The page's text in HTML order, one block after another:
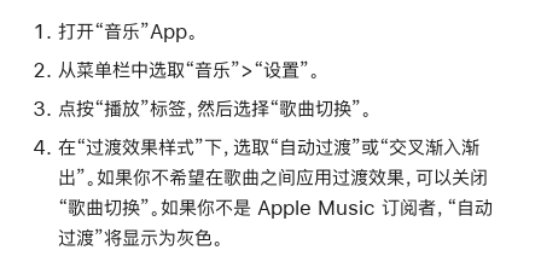
打开“音乐”App。
从菜单栏中选取“音乐”>“设置”。
点按“播放”标签，然后选择“歌曲切换”。
在“过渡效果样式”下，选取“自动过渡”或“交叉渐入渐
出”。如果你不希望在歌曲之间应用过渡效果，可以关闭
“歌曲切换”。如果你不是 Apple Music 订阅者，“自动
过渡”将显示为灰色。